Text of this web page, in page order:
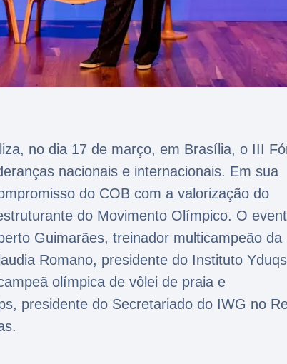
no dia 17 de março, em Brasília, o III
nacionais e internacionais. Em sua
do COB com a valorização do
do Movimento Olímpico. O
Guimarães, treinador multicampeão da
Romano, presidente do Instituto
olímpica de vôlei de praia e
presidente do Secretariado do IWG no